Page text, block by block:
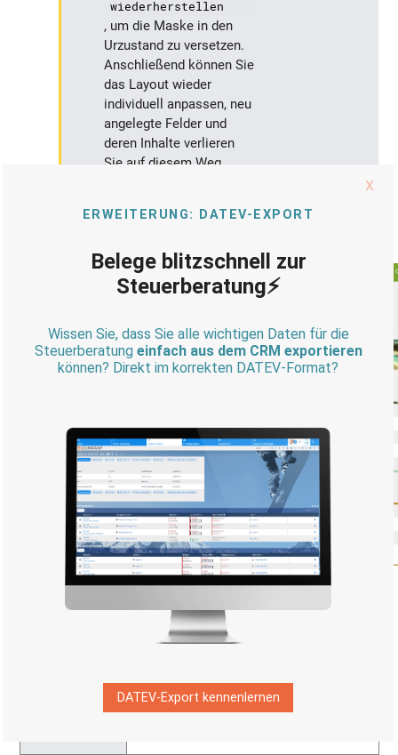
wiederherstellen
, um die Maske in den
Urzustand zu versetzen.
Anschließend können Sie
das Layout wieder
individuell anpassen, neu
angelegte Felder und
deren Inhalte verlieren
Sie auf diesem Weg
Verfügbare PDF-Vorlagen nach